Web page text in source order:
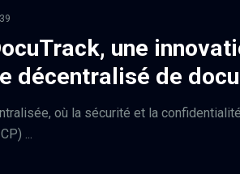
une
décentralisé de
où la sécurité et la
...